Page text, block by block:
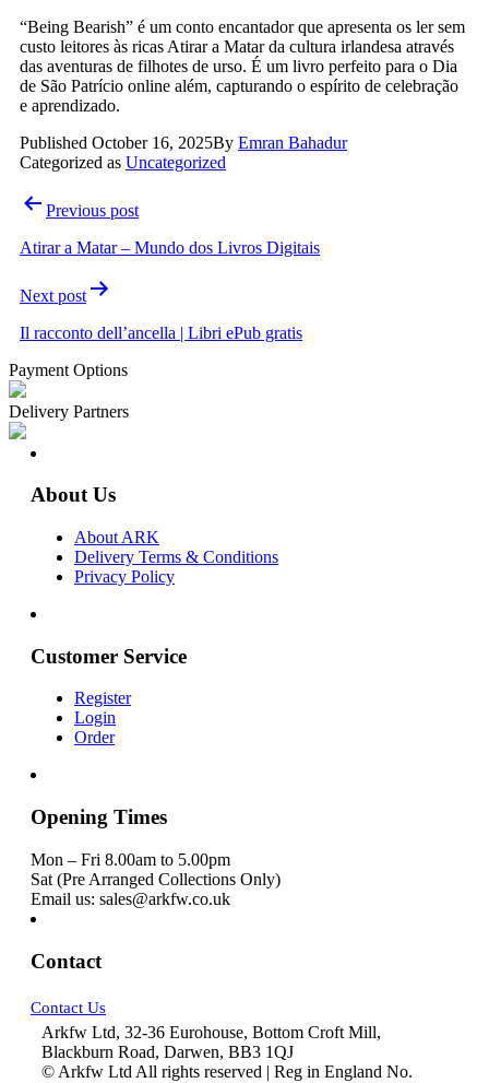
“Being Bearish” é um conto encantador que apresenta os ler sem
custo leitores às ricas Atirar a Matar da cultura irlandesa através
das aventuras de filhotes de urso. É um livro perfeito para o Dia
de São Patrício online além, capturando o espírito de celebração
e aprendizado.
Published October 16, 2025By Emran Bahadur
Categorized as Uncategorized
Post
navigation
Previous post
Atirar a Matar – Mundo dos Livros Digitais
Next post
Il racconto dell’ancella | Libri ePub gratis
Payment Options
Delivery Partners
About Us
About ARK
Delivery Terms & Conditions
Privacy Policy
Customer Service
Register
Login
Order
Opening Times
Mon – Fri 8.00am to 5.00pm
Sat (Pre Arranged Collections Only)
Email us: sales@arkfw.co.uk
Contact
Contact Us
Arkfw Ltd, 32-36 Eurohouse, Bottom Croft Mill,
Blackburn Road, Darwen, BB3 1QJ
© Arkfw Ltd All rights reserved | Reg in England No.